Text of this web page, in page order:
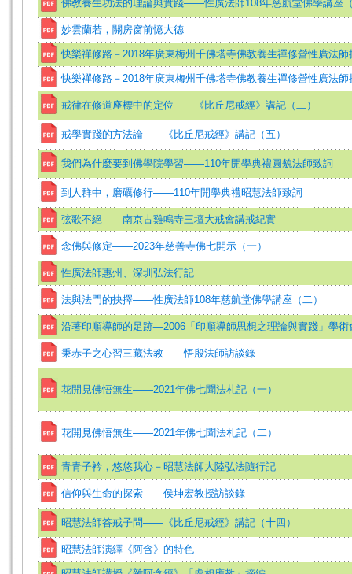
佛教養生功法的理論與實踐——性廣法師108年慈航堂佛學講座
妙雲蘭若，關房窗前憶大德
快樂禪修路－2018年廣東梅州千佛塔寺佛教養生禪修營性廣法
快樂禪修路－2018年廣東梅州千佛塔寺佛教養生禪修營性廣法
戒律在修道座標中的定位——《比丘尼戒經》講記（二）
戒學實踐的方法論——《比丘尼戒經》講記（五）
我們為什麼要到佛學院學習——110年開學典禮圓貌法師致詞
到人群中，磨礪修行——110年開學典禮昭慧法師致詞
弦歌不絕——南京古雞鳴寺三壇大戒會講戒紀實
念佛與修定——2023年慈善寺佛七開示（一）
性廣法師惠州、深圳弘法行記
法與法門的抉擇——性廣法師108年慈航堂佛學講座（二）
沿著印順導師的足跡—2006「印順導師思想之理論與實踐」學術
秉赤子之心習三藏法教——悟殷法師訪談錄
花開見佛悟無生——2021年佛七聞法札記（一）
花開見佛悟無生——2021年佛七聞法札記（二）
青青子衿，悠悠我心－昭慧法師大陸弘法隨行記
信仰與生命的探索——侯坤宏教授訪談錄
昭慧法師答戒子問——《比丘尼戒經》講記（十四）
昭慧法師演繹《阿含》的特色